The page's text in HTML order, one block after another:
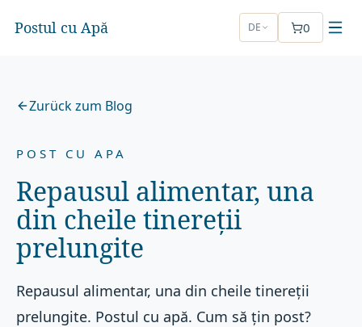
Postul cu Apă DE 0
Zurück zum Blog
POST CU APA
Repausul alimentar, una
din cheile tinereții
prelungite
Repausul alimentar, una din cheile tinereții
prelungite. Postul cu apă. Cum să țin post?